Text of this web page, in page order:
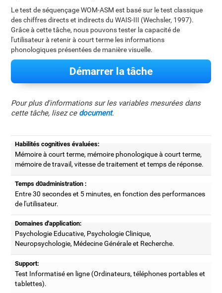
Le test de séquençage WOM-ASM est basé sur le test classique
des chiffres directs et indirects du WAIS-III (Wechsler, 1997).
Grâce à cette tâche, nous pouvons tester la capacité de
l'utilisateur à retenir à court terme les informations
phonologiques présentées de manière visuelle.
Démarrer la tâche
Pour plus d'informations sur les variables mesurées dans
cette tâche, lisez ce document.
Habilités cognitives évaluées:
Mémoire à court terme, mémoire phonologique à court terme,
mémoire de travail, vitesse de traitement et temps de réponse.
Temps d0administration :
Entre 30 secondes et 5 minutes, en fonction des performances
de l'utilisateur.
Domaines d'application:
Psychologie Educative, Psychologie Clinique,
Neuropsychologie, Médecine Générale et Recherche.
Support:
Test Informatisé en ligne (Ordinateurs, téléphones portables et
tablettes).